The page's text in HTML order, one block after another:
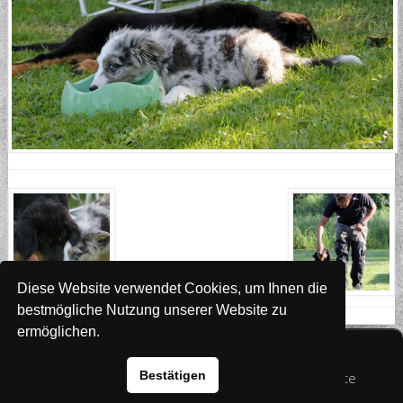
© 2026 Australian Shepherd - Hovawart - Zuchtstätte
Diese Website verwendet Cookies, um Ihnen die
bestmögliche Nutzung unserer Website zu
ermöglichen.
Bestätigen